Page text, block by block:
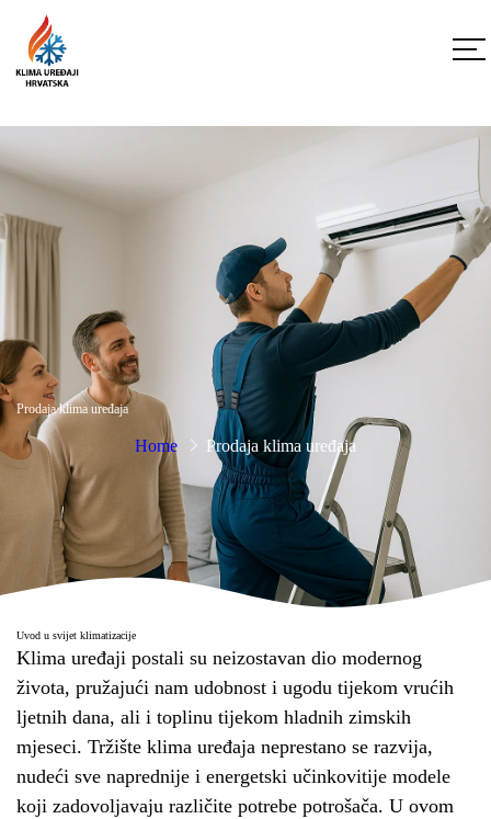
Prodaja klima uređaja
Home Prodaja klima uređaja
Uvod u svijet klimatizacije
Klima uređaji postali su neizostavan dio modernog
života, pružajući nam udobnost i ugodu tijekom vrućih
ljetnih dana, ali i toplinu tijekom hladnih zimskih
mjeseci. Tržište klima uređaja neprestano se razvija,
nudeći sve naprednije i energetski učinkovitije modele
koji zadovoljavaju različite potrebe potrošača. U ovom